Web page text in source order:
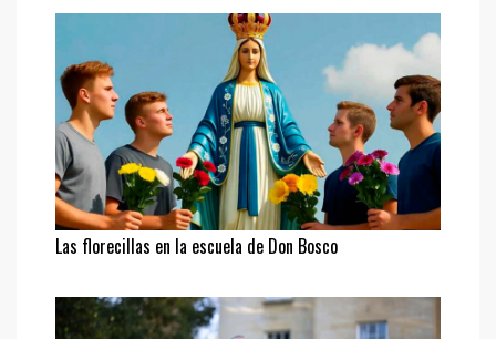
Las florecillas en la escuela de Don Bosco